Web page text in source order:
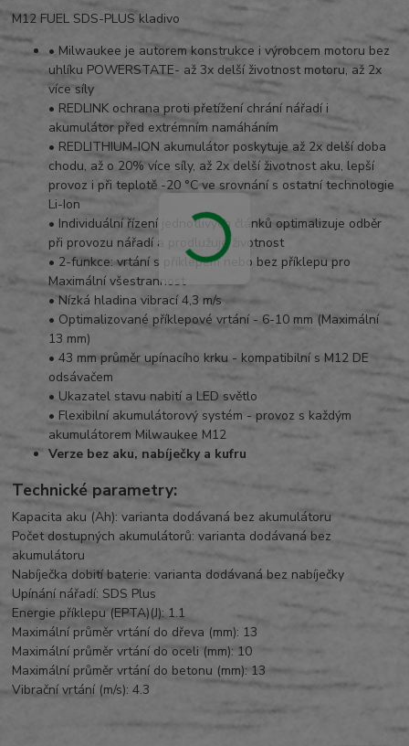
M12 FUEL SDS-PLUS kladivo
• Milwaukee je autorem konstrukce i výrobcem motoru bez
uhlíku POWERSTATE- až 3x delší životnost motoru, až 2x
více síly
• REDLINK ochrana proti přetížení chrání nářadí i
akumulátor před extrémním namáháním
• REDLITHIUM-ION akumulátor poskytuje až 2x delší doba
chodu, až o 20% více síly, až 2x delší životnost aku, lepší
provoz i při teplotě -20 °C ve srovnání s ostatní technologie
Li-Ion
• Individuální řízení jednotlivých článků optimalizuje odběr
při provozu nářadí a prodlužuje životnost
• 2-funkce: vrtání s příklepem nebo bez příklepu pro
Maximální všestrannost
• Nízká hladina vibrací 4,3 m/s
• Optimalizované příklepové vrtání - 6-10 mm (Maximální
13 mm)
• 43 mm průměr upínacího krku - kompatibilní s M12 DE
odsávačem
• Ukazatel stavu nabití a LED světlo
• Flexibilní akumulátorový systém - provoz s každým
akumulátorem Milwaukee M12
Verze bez aku, nabíječky a kufru
Technické parametry:
Kapacita aku (Ah): varianta dodávaná bez akumulátoru
Počet dostupných akumulátorů: varianta dodávaná bez
akumulátoru
Nabíječka dobití baterie: varianta dodávaná bez nabíječky
Upínání nářadí: SDS Plus
Energie příklepu (EPTA)(J): 1.1
Maximální průměr vrtání do dřeva (mm): 13
Maximální průměr vrtání do oceli (mm): 10
Maximální průměr vrtání do betonu (mm): 13
Vibrační vrtání (m/s): 4.3